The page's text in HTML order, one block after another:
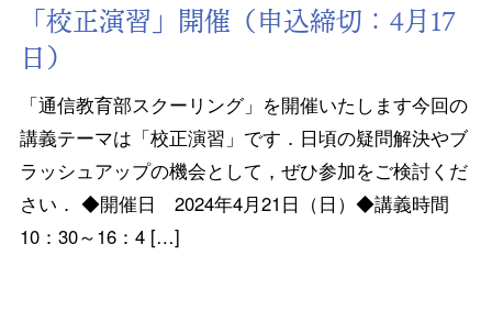
「校正演習」開催（申込締切：4月17
日）
「通信教育部スクーリング」を開催いたします今回の
講義テーマは「校正演習」です．日頃の疑問解決やブ
ラッシュアップの機会として，ぜひ参加をご検討くだ
さい． ◆開催日 2024年4月21日（日）◆講義時間
10：30～16：4 […]